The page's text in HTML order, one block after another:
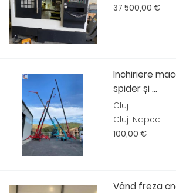
37 500,00 €
Inchiriere
spider și ...
Cluj
Cluj-Napoc...
100,00 €
Vând freza